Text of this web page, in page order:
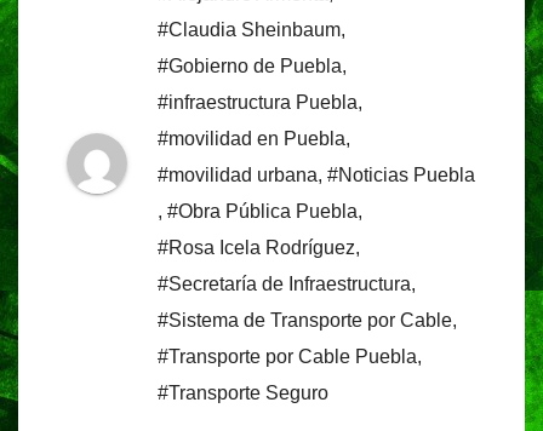
#Claudia Sheinbaum,
#Gobierno de Puebla,
#infraestructura Puebla,
#movilidad en Puebla,
#movilidad urbana, #Noticias Puebla
, #Obra Pública Puebla,
#Rosa Icela Rodríguez,
#Secretaría de Infraestructura,
#Sistema de Transporte por Cable,
#Transporte por Cable Puebla,
#Transporte Seguro